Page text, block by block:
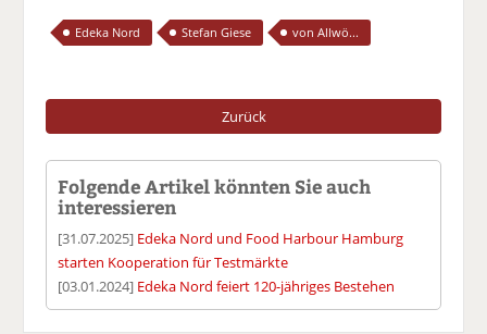
Edeka Nord Stefan Giese von Allwö...
Zurück
Folgende Artikel könnten Sie auch
interessieren
[31.07.2025] Edeka Nord und Food Harbour Hamburg
starten Kooperation für Testmärkte
[03.01.2024] Edeka Nord feiert 120-jähriges Bestehen